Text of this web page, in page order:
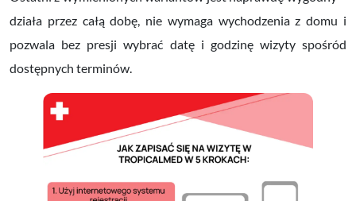
działa przez całą dobę, nie wymaga wychodzenia z domu i
pozwala bez presji wybrać datę i godzinę wizyty spośród
dostępnych terminów.